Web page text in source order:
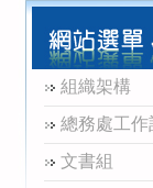
組織架構
總務處工作
文書組